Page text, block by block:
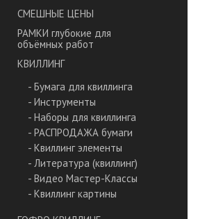
СМЕШНЫЕ ЦЕНЫ
РАМКИ глубокие для
объёмных работ
КВИЛЛИНГ
- Бумага для квиллинга
- Инструменты
- Наборы для квиллинга
- РАСПРОДАЖА бумаги
- Квиллинг элементы
- Литература (квиллинг)
- Видео Мастер-Классы
- Квиллинг картины